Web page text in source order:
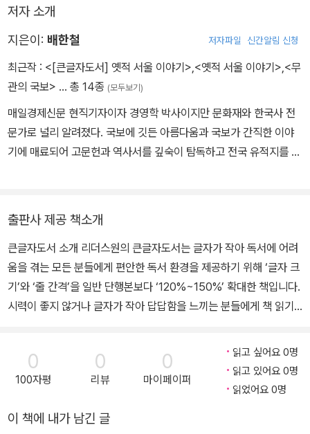
저자인 배한철은 매일경제에서 문화재 및 한국사 전문 기자와, 국가
유산청의 문화재전문위원으로 활동했으며 실록, 문집, 풍속화, 지리
람들의 한양에서의 삶을 세심하게 복원했다. 오백 년 도시의 흔적을
좇아, 오늘의 서울이 어떤 시간의 축적을 통해 형성되었는지 역사 속
으로 함께 따라가 보자.
저자 소개
지은이: 배한철 저자파일 신간알림 신청
최근작 : <[큰글자도서] 옛적 서울 이야기>,<옛적 서울 이야기>,<무
관의 국보> … 총 14종 (모두보기)
매일경제신문 현직기자이자 경영학 박사이지만 문화재와 한국사 전
문가로 널리 알려졌다. 국보에 깃든 아름다움과 국보가 간직한 이야
기에 매료되어 고문헌과 역사서를 깊숙이 탐독하고 전국 유적지를 구
서 선정), 《얼굴, 사람과 역사를 기록하다》(2016년 한국출판문화산
업진흥원 이달의 책 선정, 2017년 세종도서 선정), 《역사, 선비의 서
재에 들다》, 《국보, 역사의 명장면을 담다》(2021년 국립중앙도서관
추천도서 선정), 《무관의 국보》 등 다수의 베스트셀러 역사 교양서를
펴냈다. 2021~2023년 문화재청 문화재전문위원으로 활동했으며 2
출판사 제공 책소개
큰글자도서 소개 리더스원의 큰글자도서는 글자가 작아 독서에 어려
움을 겪는 모든 분들에게 편안한 독서 환경을 제공하기 위해 ‘글자 크
기’와 ‘줄 간격’을 일반 단행본보다 ‘120%~150%’ 확대한 책입니다.
시력이 좋지 않거나 글자가 작아 답답함을 느끼는 분들에게 책 읽기
한양은 부동산 불패였다고? - 마포와 이태원이 원래는 서울 공식 공
시의 하수로였다고? 매일경제 한국사 전문 기자가 전하는 “오늘날 우
0
100자평
0
리뷰
0
마이페이퍼
읽고 싶어요 0명
읽고 있어요 0명
읽었어요 0명
이 책에 내가 남긴 글